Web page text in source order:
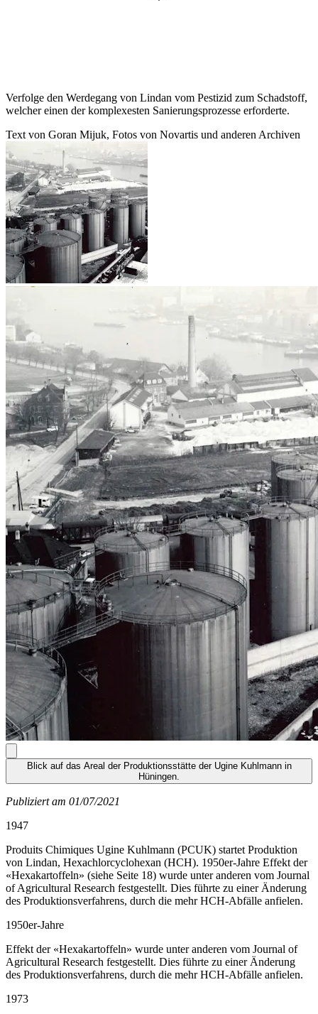
Verfolge den Werdegang von Lindan vom Pestizid zum Schadstoff,
welcher einen der komplexesten Sanierungsprozesse erforderte.
Text von Goran Mijuk, Fotos von Novartis und anderen Archiven
Blick auf das Areal der Produktionsstätte der Ugine Kuhlmann in
Hüningen.
Publiziert am 01/07/2021
1947
Produits Chimiques Ugine Kuhlmann (PCUK) startet Produktion
von Lindan, Hexachlorcyclohexan (HCH). 1950er-Jahre Effekt der
«Hexakartoffeln» (siehe Seite 18) wurde unter anderen vom Journal
of Agricultural Research festgestellt. Dies führte zu einer Änderung
des Produktionsverfahrens, durch die mehr HCH-Abfälle anfielen.
1950er-Jahre
Effekt der «Hexakartoffeln» wurde unter anderen vom Journal of
Agricultural Research festgestellt. Dies führte zu einer Änderung
des Produktionsverfahrens, durch die mehr HCH-Abfälle anfielen.
1973